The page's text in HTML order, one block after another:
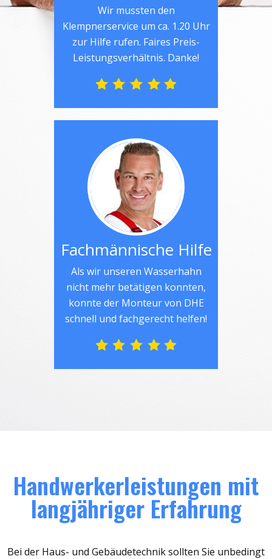
Wir mussten den
Klempnerservice um ca. 1.20 Uhr
zur Hilfe rufen. Faires Preis-
Leistungsverhältnis. Danke!
Fachmännische Hilfe
Als wir unseren Wasserhahn
nicht mehr betätigen konnten,
konnte der Monteur von DHE
schnell und fachgerecht helfen!
Handwerkerleistungen mit
langjähriger Erfahrung
Bei der Haus- und Gebäudetechnik sollten Sie unbedingt